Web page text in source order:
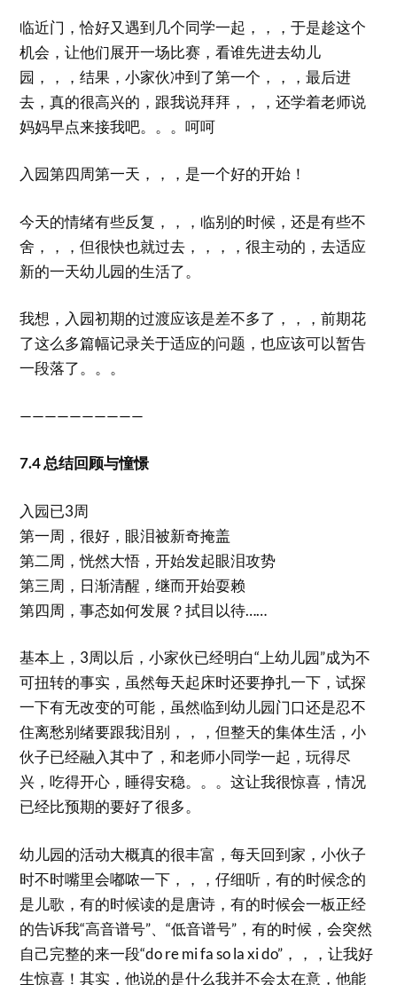
临近门，恰好又遇到几个同学一起，，，于是趁这个
机会，让他们展开一场比赛，看谁先进去幼儿
园，，，结果，小家伙冲到了第一个，，，最后进
去，真的很高兴的，跟我说拜拜，，，还学着老师说
妈妈早点来接我吧。。。呵呵
入园第四周第一天，，，是一个好的开始！
今天的情绪有些反复，，，临别的时候，还是有些不
舍，，，但很快也就过去，，，，很主动的，去适应
新的一天幼儿园的生活了。
我想，入园初期的过渡应该是差不多了，，，前期花
了这么多篇幅记录关于适应的问题，也应该可以暂告
一段落了。。。
——————————
7.4 总结回顾与憧憬
入园已3周
第一周，很好，眼泪被新奇掩盖
第二周，恍然大悟，开始发起眼泪攻势
第三周，日渐清醒，继而开始耍赖
第四周，事态如何发展？拭目以待……
基本上，3周以后，小家伙已经明白“上幼儿园”成为不
可扭转的事实，虽然每天起床时还要挣扎一下，试探
一下有无改变的可能，虽然临到幼儿园门口还是忍不
住离愁别绪要跟我泪别，，，但整天的集体生活，小
伙子已经融入其中了，和老师小同学一起，玩得尽
兴，吃得开心，睡得安稳。。。这让我很惊喜，情况
已经比预期的要好了很多。
幼儿园的活动大概真的很丰富，每天回到家，小伙子
时不时嘴里会嘟哝一下，，，仔细听，有的时候念的
是儿歌，有的时候读的是唐诗，有的时候会一板正经
的告诉我“高音谱号”、“低音谱号”，有的时候，会突然
自己完整的来一段“do re mi fa so la xi do”，，，让我好
生惊喜！其实，他说的是什么我并不会太在意，他能